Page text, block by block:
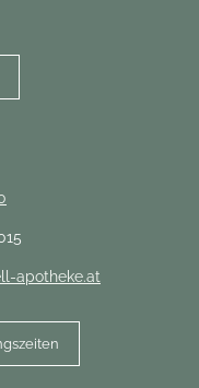
apotheke.at